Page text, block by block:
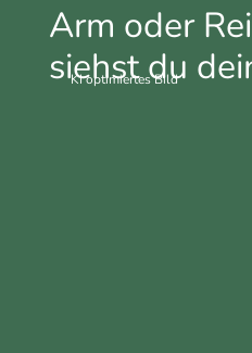
Arm oder
siehst du
KI optimiertes Bild